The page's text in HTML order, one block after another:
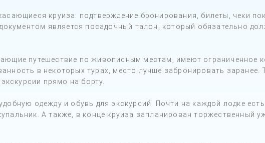
круиза: подтверждение бронирования, билеты, чеки
является посадочный талон, который обязательно
путешествие по живописным местам, имеют ограниченное
в некоторых турах, место лучше забронировать заранее.
прямо на борту.
одежду и обувь для экскурсий. Почти на каждой лодке
А также, в конце круиза запланирован торжественный